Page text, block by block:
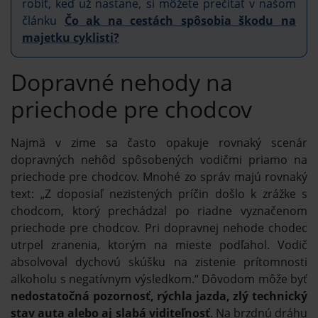
robiť, keď už nastane, si môžete prečítať v našom
článku Čo ak na cestách spôsobia škodu na
majetku cyklisti?
Dopravné nehody na
priechode pre chodcov
Najmä v zime sa často opakuje rovnaký scenár
dopravných nehôd spôsobených vodičmi priamo na
priechode pre chodcov. Mnohé zo správ majú rovnaký
text: „Z doposiaľ nezistených príčin došlo k zrážke s
chodcom, ktorý prechádzal po riadne vyznačenom
priechode pre chodcov. Pri dopravnej nehode chodec
utrpel zranenia, ktorým na mieste podľahol. Vodič
absolvoval dychovú skúšku na zistenie prítomnosti
alkoholu s negatívnym výsledkom.“ Dôvodom môže byť
nedostatočná pozornosť, rýchla jazda, zlý technický
stav auta alebo aj slabá viditeľnosť. Na brzdnú dráhu